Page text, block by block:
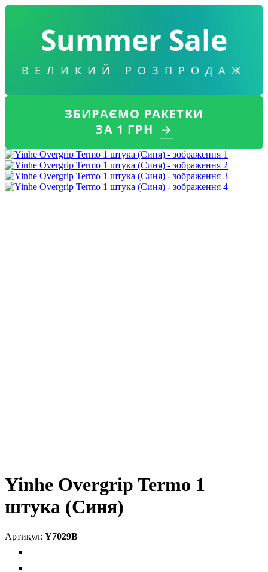
Summer Sale
ВЕЛИКИЙ РОЗПРОДАЖ
ЗБИРАЄМО РАКЕТКИ
ЗА 1 ГРН →
Yinhe Overgrip Termo 1
штука (Синя)
Y7029B